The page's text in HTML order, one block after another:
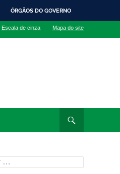
ÓRGÃOS DO GOVERNO
Escala de cinza Mapa do site